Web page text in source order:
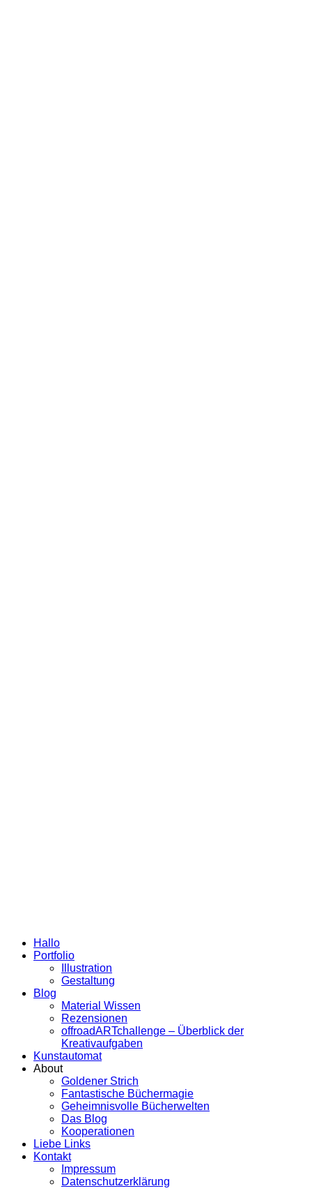
Hallo
Portfolio
Illustration
Gestaltung
Blog
Material Wissen
Rezensionen
offroadARTchallenge – Überblick der
Kreativaufgaben
Kunstautomat
About
Goldener Strich
Fantastische Büchermagie
Geheimnisvolle Bücherwelten
Das Blog
Kooperationen
Liebe Links
Kontakt
Impressum
Datenschutzerklärung